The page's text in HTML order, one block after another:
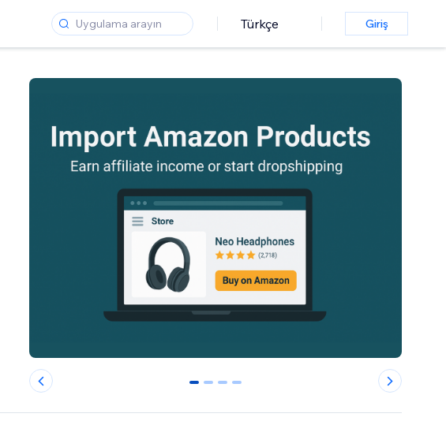
Türkçe Giriş
0 1 2 3